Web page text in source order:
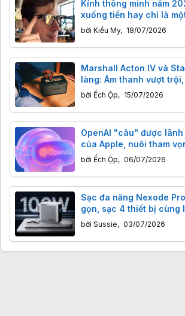
Kính thông minh năm
xuống tiền hay chỉ là
nghệ?
bởi Kiều My, 18/07/2026
Marshall Acton IV và
làng: Âm thanh vượt
than, giá không đổi.
bởi Ếch Ộp, 15/07/2026
OpenAI "câu" được lãnh
của Apple, nuôi tham
bởi Ếch Ộp, 06/07/2026
Sạc đa năng Nexode
gọn, sạc 4 thiết bị cùng
bởi Sussie, 03/07/2026